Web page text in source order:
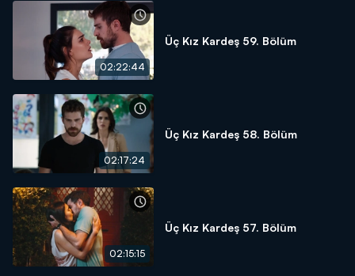
02:22:44
Üç Kız Kardeş 59. Bölüm
02:17:24
Üç Kız Kardeş 58. Bölüm
02:15:15
Üç Kız Kardeş 57. Bölüm